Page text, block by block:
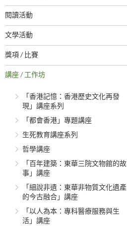
閱讀活動
文學活動
獎項 / 比賽
講座 / 工作坊
「香港記憶：香港歷史文化再發
現」講座系列
「都會香港」專題講座
生死教育講座系列
哲學講座
「百年建築：東華三院文物館的故
事」講座
「細說非遺：東華非物質文化遺產
的今古融合」講座
「以人為本：專科醫療服務與生
活」講座